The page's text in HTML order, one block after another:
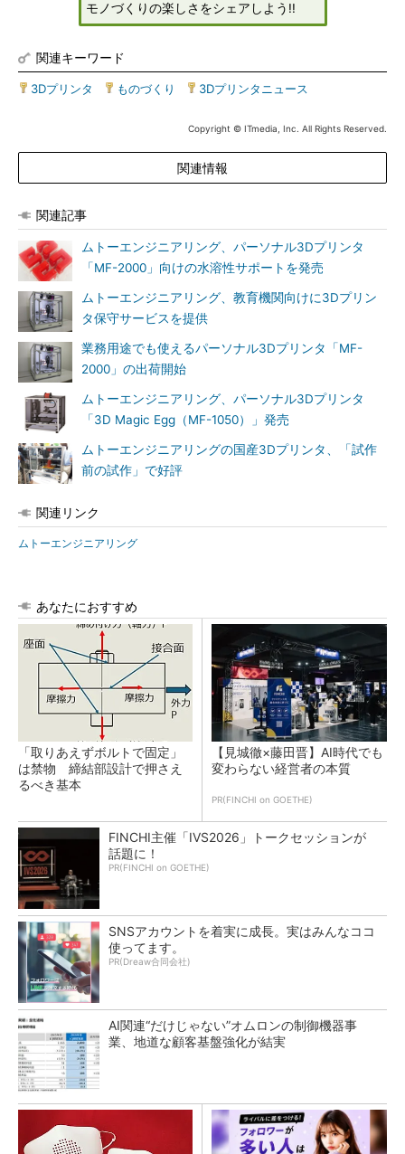
モノづくりの楽しさをシェアしよう!!
関連キーワード
3Dプリンタ ものづくり 3Dプリンタニュース
Copyright © ITmedia, Inc. All Rights Reserved.
関連情報
関連記事
ムトーエンジニアリング、パーソナル3Dプリンタ
「MF-2000」向けの水溶性サポートを発売
ムトーエンジニアリング、教育機関向けに3Dプリン
タ保守サービスを提供
業務用途でも使えるパーソナル3Dプリンタ「MF-
2000」の出荷開始
ムトーエンジニアリング、パーソナル3Dプリンタ
「3D Magic Egg（MF-1050）」発売
ムトーエンジニアリングの国産3Dプリンタ、「試作
前の試作」で好評
関連リンク
ムトーエンジニアリング
あなたにおすすめ
「取りあえずボルトで固定」
は禁物 締結部設計で押さえ
るべき基本
【見城徹×藤田晋】AI時代でも
変わらない経営者の本質
PR(FINCHI on GOETHE)
FINCHI主催「IVS2026」トークセッションが
話題に！
PR(FINCHI on GOETHE)
SNSアカウントを着実に成長。実はみんなココ
使ってます。
PR(Dreaw合同会社)
AI関連“だけじゃない”オムロンの制御機器事
業、地道な顧客基盤強化が結実